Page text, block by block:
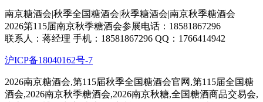
南京糖酒会|秋季全国糖酒会|秋季糖酒会|南京秋季糖酒会
2026第115届南京秋季糖酒会参展电话：18581867296
联系人：蒋经理 手机：18581867296 QQ：1766414942
沪ICP备18040162号-7
2026南京糖酒会,第115届秋季全国糖酒会官网,第115届全国糖
酒会,2026南京秋季糖酒会,2026南京秋糖,全国糖酒商品交易会,